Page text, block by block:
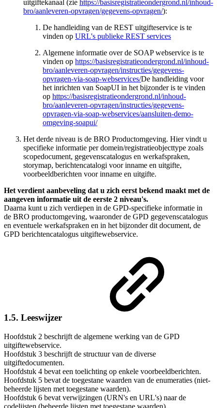
uitgiftekanaal (zie https://basisregistratieondergrond.nl/inhoud-
bro/aanleveren-opvragen/gegevens-opvragen/):
De handleiding van de REST uitgifteservice is te
vinden op URL's publieke REST services
Algemene informatie over de SOAP webservice is te
vinden op https://basisregistratieondergrond.nl/inhoud-
bro/aanleveren-opvragen/instructies/gegevens-
opvragen-via-soap-webservices/De handleiding voor
het inrichten van SoapUI in het bijzonder is te vinden
op https://basisregistratieondergrond.nl/inhoud-
bro/aanleveren-opvragen/instructies/gegevens-
opvragen-via-soap-webservices/aansluiten-demo-
omgeving-soapui/
Het derde niveau is de BRO Productomgeving. Hier vindt u
specifieke informatie per domein/registratieobjecttype zoals
scopedocument, gegevenscatalogus en werkafspraken,
storymap, berichtencatalogi voor inname en uitgifte,
voorbeeldberichten voor inname en uitgifte.
Het verdient aanbeveling dat u zich eerst bekend maakt met de
aangeven informatie uit de eerste 2 niveau's.
Daarna kunt u zich verdiepen in de GPD-specifieke informatie in
de BRO productomgeving, waaronder de GPD gegevenscatalogus
en eventuele werkafspraken en in het bijzonder dit document, de
GPD berichtencatalogus uitgiftewebservice.
1.5. Leeswijzer
Hoofdstuk 2 beschrijft de algemene werking van de GPD
uitgiftewebservice.
Hoofdstuk 3 beschrijft de structuur van de diverse
uitgiftedocumenten.
Hoofdstuk 4 bevat een toelichting op enkele voorbeeldberichten.
Hoofdstuk 5 bevat de toegestane waarden van de enumeraties (niet-
beheerde lijsten met toegestane waarden).
Hoofdstuk 6 bevat verwijzingen (URN's en URL's) naar de
codelijsten (beheerde lijsten met toegestane waarden).